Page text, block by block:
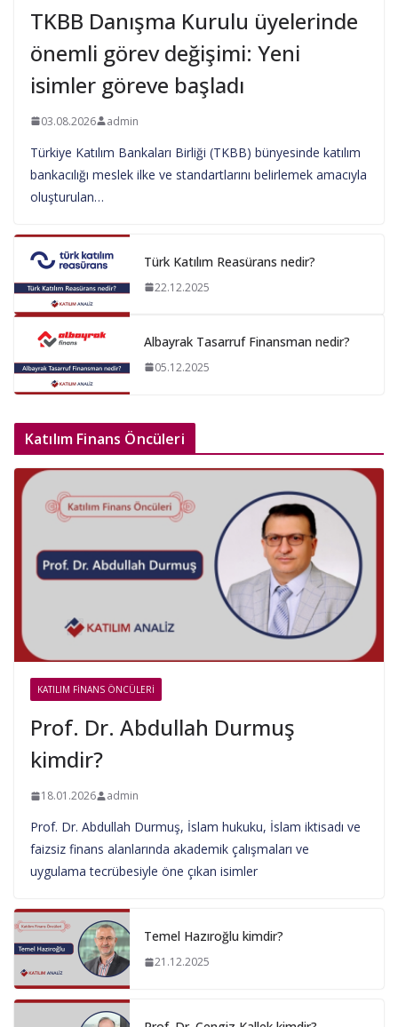
TKBB Danışma Kurulu üyelerinde
önemli görev değişimi: Yeni
isimler göreve başladı
03.08.2026 admin
Türkiye Katılım Bankaları Birliği (TKBB) bünyesinde katılım
bankacılığı meslek ilke ve standartlarını belirlemek amacıyla
oluşturulan…
Türk Katılım Reasürans nedir?
22.12.2025
Albayrak Tasarruf Finansman nedir?
05.12.2025
Katılım Finans Öncüleri
KATILIM FINANS ÖNCÜLERI
Prof. Dr. Abdullah Durmuş
kimdir?
18.01.2026 admin
Prof. Dr. Abdullah Durmuş, İslam hukuku, İslam iktisadı ve
faizsiz finans alanlarında akademik çalışmaları ve
uygulama tecrübesiyle öne çıkan isimler
Temel Hazıroğlu kimdir?
21.12.2025